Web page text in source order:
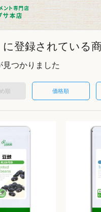
に登録されている
見つかりました
順 価格順